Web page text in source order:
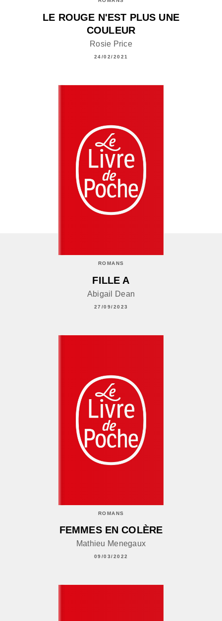
LE ROUGE N'EST PLUS UNE
COULEUR
Rosie Price
24/02/2021
ROMANS
FILLE A
Abigail Dean
27/09/2023
ROMANS
FEMMES EN COLÈRE
Mathieu Menegaux
09/03/2022